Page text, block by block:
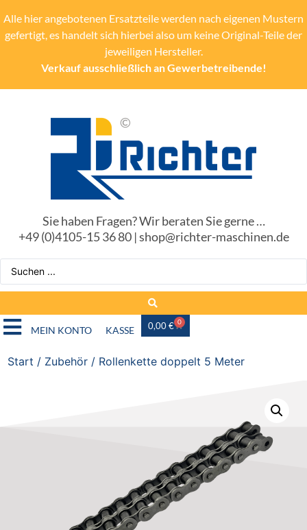
Alle hier angebotenen Ersatzteile werden nach eigenen Mustern
gefertigt, es handelt sich hierbei also um keine Original-Teile der
jeweiligen Hersteller.
Verkauf ausschließlich an Gewerbetreibende!
Sie haben Fragen? Wir beraten Sie gerne …
+49 (0)4105-15 36 80 | shop@richter-maschinen.de
MEIN KONTO KASSE 0,00€ 0
Start / Zubehör / Rollenkette doppelt 5 Meter